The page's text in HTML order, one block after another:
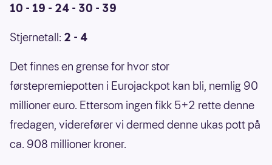
10 - 19 - 24 - 30 - 39
Stjernetall: 2 - 4
Det finnes en grense for hvor stor
førstepremiepotten i Eurojackpot kan bli, nemlig 90
millioner euro. Ettersom ingen fikk 5+2 rette denne
fredagen, viderefører vi dermed denne ukas pott på
ca. 908 millioner kroner.